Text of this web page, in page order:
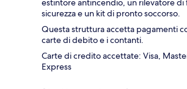
estintore antincendio, un rilevatore di
sicurezza e un kit di pronto soccorso.
Questa struttura accetta pagamenti
carte di debito e i contanti.
Carte di credito accettate: Visa,
Express